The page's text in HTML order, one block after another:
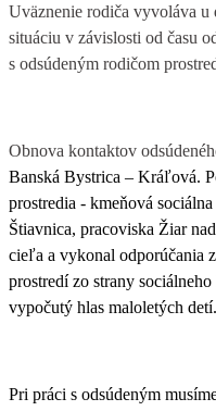
Uväznenie rodiča vyvoláva u
situáciu v závislosti od času
s odsúdeným rodičom
Obnova kontaktov
Banská Bystrica – Kráľová.
prostredia - kmeňová
Štiavnica, pracoviska Žiar
cieľa a vykonal odporúčania
prostredí zo strany
vypočutý hlas maloletých detí.
Pri práci s odsúdeným